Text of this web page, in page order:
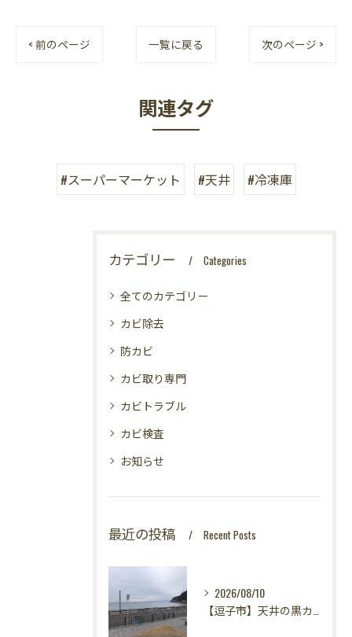
< 前のページ 一覧に戻る 次のページ >
関連タグ
#スーパーマーケット #天井 #冷凍庫
カテゴリー Categories
全てのカテゴリー
カビ除去
防カビ
カビ取り専門
カビトラブル
カビ検査
お知らせ
最近の投稿 Recent Posts
2026/08/10